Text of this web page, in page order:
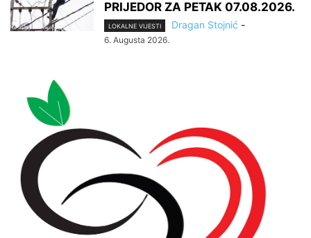
PRIJEDOR ZA PETAK 07.08.2026.
LOKALNE VIJESTI Dragan Stojnić -
6. Augusta 2026.